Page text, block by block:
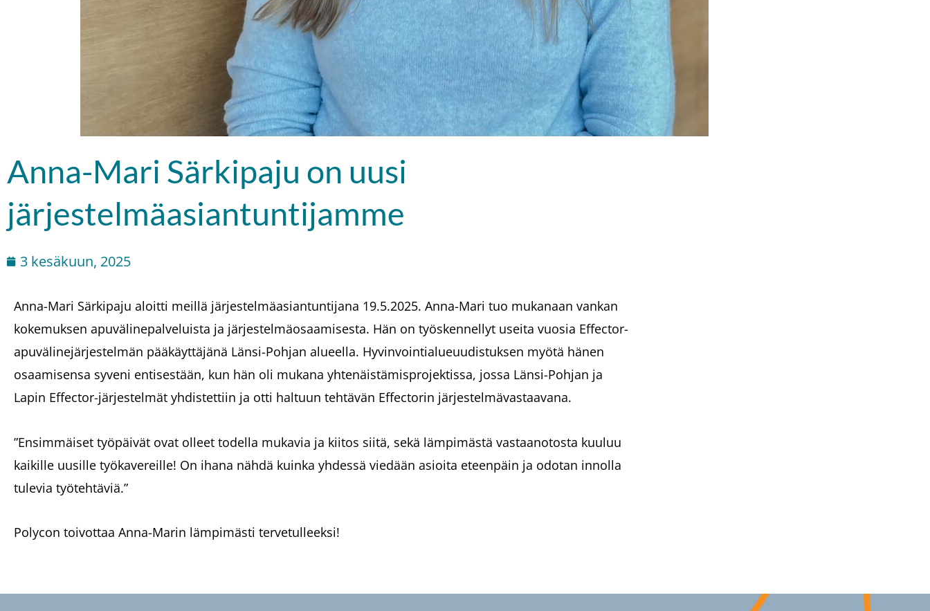
Anna-Mari Särkipaju on uusi
järjestelmäasiantuntijamme
3 kesäkuun, 2025
Anna-Mari Särkipaju aloitti meillä järjestelmäasiantuntijana 19.5.2025. Anna-Mari tuo mukanaan vankan
kokemuksen apuvälinepalveluista ja järjestelmäosaamisesta. Hän on työskennellyt useita vuosia Effector-
apuvälinejärjestelmän pääkäyttäjänä Länsi-Pohjan alueella. Hyvinvointialueuudistuksen myötä hänen
osaamisensa syveni entisestään, kun hän oli mukana yhtenäistämisprojektissa, jossa Länsi-Pohjan ja
Lapin Effector-järjestelmät yhdistettiin ja otti haltuun tehtävän Effectorin järjestelmävastaavana.
”Ensimmäiset työpäivät ovat olleet todella mukavia ja kiitos siitä, sekä lämpimästä vastaanotosta kuuluu
kaikille uusille työkavereille! On ihana nähdä kuinka yhdessä viedään asioita eteenpäin ja odotan innolla
tulevia työtehtäviä.”
Polycon toivottaa Anna-Marin lämpimästi tervetulleeksi!